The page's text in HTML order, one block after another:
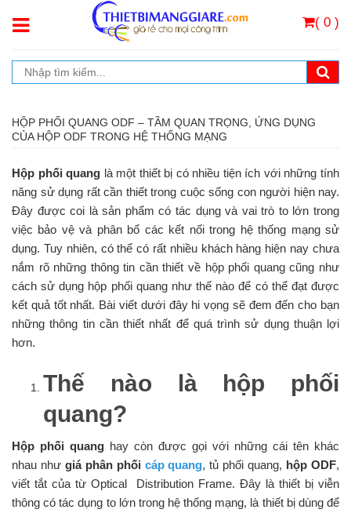
( 0 )
HỘP PHỐI QUANG ODF – TẦM QUAN TRỌNG, ỨNG DỤNG
CỦA HỘP ODF TRONG HỆ THỐNG MẠNG
Hộp phối quang là một thiết bị có nhiều tiện ích với những tính
năng sử dụng rất cần thiết trong cuộc sống con người hiện nay.
Đây được coi là sản phẩm có tác dụng và vai trò to lớn trong
việc bảo vệ và phân bổ các kết nối trong hệ thống mạng sử
dụng. Tuy nhiên, có thể có rất nhiều khách hàng hiện nay chưa
nắm rõ những thông tin cần thiết về hộp phối quang cũng như
cách sử dụng hộp phối quang như thế nào để có thể đạt được
kết quả tốt nhất. Bài viết dưới đây hi vọng sẽ đem đến cho bạn
những thông tin cần thiết nhất để quá trình sử dụng thuận lợi
hơn.
Thế nào là hộp phối
quang?
Hộp phối quang hay còn được gọi với những cái tên khác
nhau như giá phân phối cáp quang, tủ phối quang, hộp ODF,
viết tắt của từ Optical Distribution Frame. Đây là thiết bị viễn
thông có tác dụng to lớn trong hệ thống mạng, là thiết bị dùng để